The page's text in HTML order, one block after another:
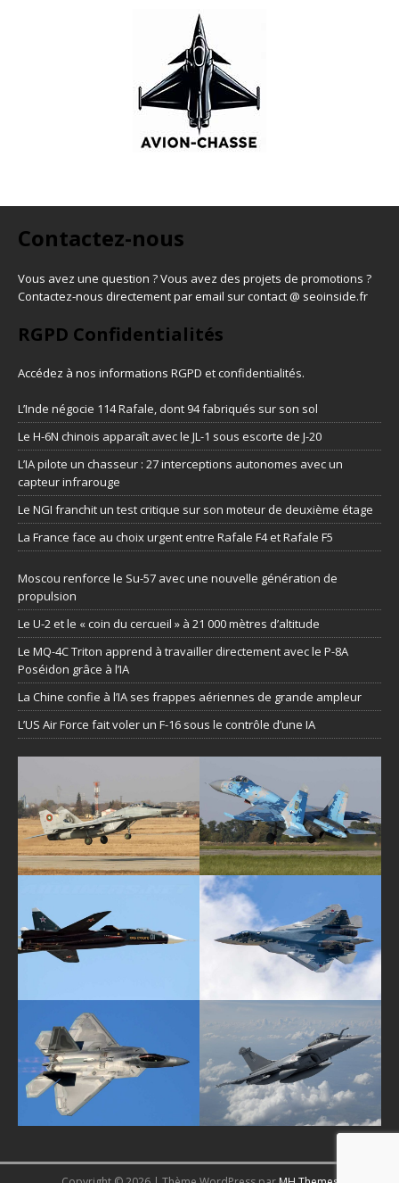
Contactez-nous
Vous avez une question ? Vous avez des projets de promotions ?
Contactez-nous directement par email sur contact @ seoinside.fr
RGPD Confidentialités
Accédez à nos informations RGPD et confidentialités.
L’Inde négocie 114 Rafale, dont 94 fabriqués sur son sol
Le H-6N chinois apparaît avec le JL-1 sous escorte de J-20
L’IA pilote un chasseur : 27 interceptions autonomes avec un
capteur infrarouge
Le NGI franchit un test critique sur son moteur de deuxième étage
La France face au choix urgent entre Rafale F4 et Rafale F5
Moscou renforce le Su-57 avec une nouvelle génération de
propulsion
Le U-2 et le « coin du cercueil » à 21 000 mètres d’altitude
Le MQ-4C Triton apprend à travailler directement avec le P-8A
Poséidon grâce à l’IA
La Chine confie à l’IA ses frappes aériennes de grande ampleur
L’US Air Force fait voler un F-16 sous le contrôle d’une IA